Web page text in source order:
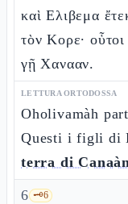
καὶ Ελιβεμα
τὸν Κορε·
γῇ Χανααν.
LETTURA ORTODOSSA
Oholivamàh
Questi i figli di
terra di
6 🗝️6